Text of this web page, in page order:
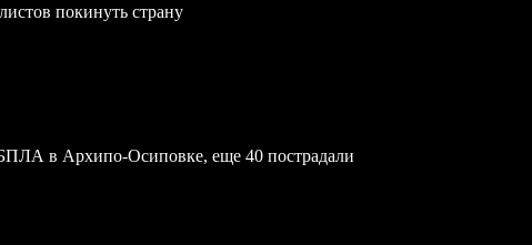
покинуть страну
в Архипо-Осиповке, еще 40 пострадали